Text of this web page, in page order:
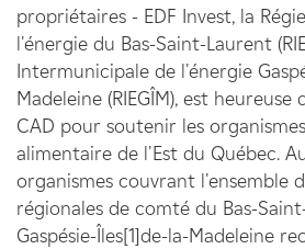
propriétaires - EDF Invest, la
l'énergie du Bas-Saint-Laurent
Intermunicipale de l'énergie
Madeleine (RIEGÎM), est
CAD pour soutenir les
alimentaire de l'Est du Québec.
organismes couvrant l'ensemble
régionales de comté du Bas-
Gaspésie-Îles[1]de-la-Madeleine